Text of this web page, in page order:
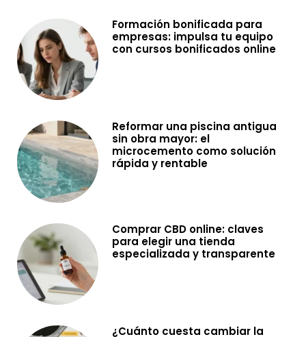
Formación bonificada para
empresas: impulsa tu equipo
con cursos bonificados online
Reformar una piscina antigua
sin obra mayor: el
microcemento como solución
rápida y rentable
Comprar CBD online: claves
para elegir una tienda
especializada y transparente
¿Cuánto cuesta cambiar la